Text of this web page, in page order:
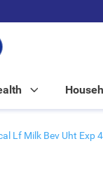
Lf Milk Bev Uht Exp